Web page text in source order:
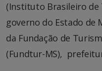
(Instituto Brasileiro de
governo do Estado de
da Fundação de
(Fundtur-MS),